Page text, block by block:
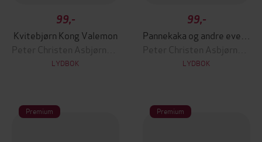
99,-
Kvitebjørn Kong Valemon
LYDBOK
99,-
LYDBOK
Premium Premium